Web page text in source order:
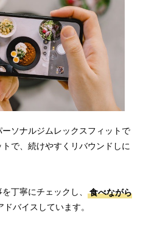
ーソナルジムレックスフィットで
で、続けやすくリバウンドしに
丁寧にチェックし、
食べながら
ドバイスしています。